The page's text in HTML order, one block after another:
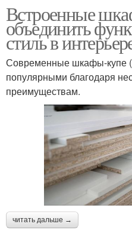
Встроенные
объединить
стиль в
Современные шкафы-купе
популярными благодаря
преимуществам.
читать дальше →